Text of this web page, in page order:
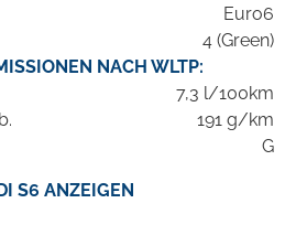
Euro6
4 (Green)
NACH WLTP:
7,3 l/100km
191 g/km
G
S6 ANZEIGEN